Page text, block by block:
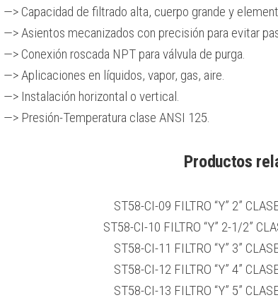
—> Capacidad de filtrado alta, cuerpo grande y
—> Asientos mecanizados con precisión para evitar
—> Conexión roscada NPT para válvula de purga.
—> Aplicaciones en líquidos, vapor, gas, aire.
—> Instalación horizontal o vertical.
—> Presión-Temperatura clase ANSI 125.
Productos
ST58-CI-09 FILTRO “Y” 2”
ST58-CI-10 FILTRO “Y” 2-1/2”
ST58-CI-11 FILTRO “Y” 3”
ST58-CI-12 FILTRO “Y” 4”
ST58-CI-13 FILTRO “Y” 5”